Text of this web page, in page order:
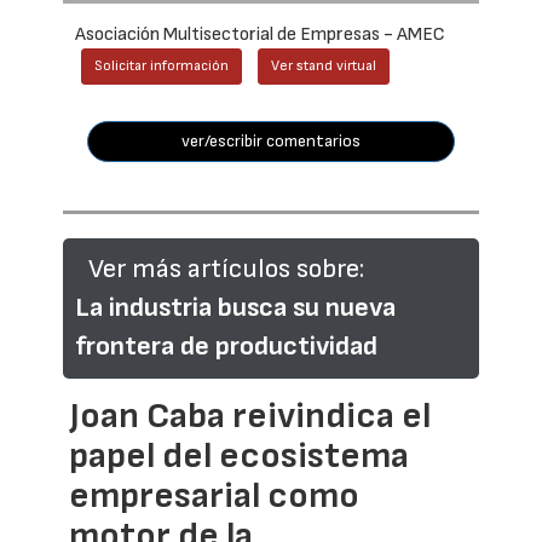
Asociación Multisectorial de Empresas - AMEC
Solicitar información Ver stand virtual
ver/escribir comentarios
Ver más artículos sobre:
La industria busca su nueva
frontera de productividad
Joan Caba reivindica el
papel del ecosistema
empresarial como